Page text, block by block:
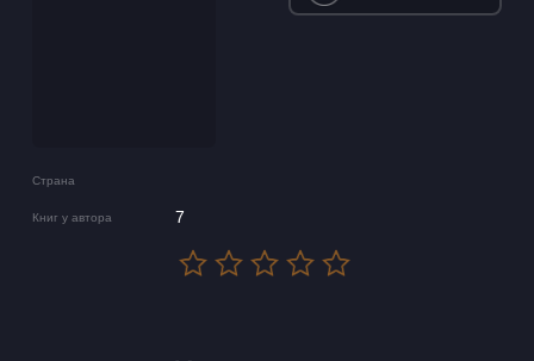
Страна
Книг у автора 7